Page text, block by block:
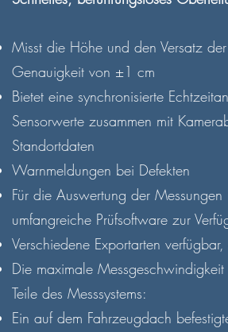
Misst die Höhe und den Versatz
Genauigkeit von ±1 cm
Bietet eine synchronisierte
Sensorwerte zusammen mit
Standortdaten
Warnmeldungen bei Defekten
Für die Auswertung der
umfangreiche Prüfsoftware zur
Verschiedene Exportarten
Die maximale
Teile des Messsystems:
Ein auf dem Fahrzeugdach